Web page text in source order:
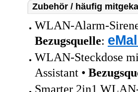
Zubehör / häufig
WLAN-Alarm-
Bezugsquelle:
WLAN-Steckdose
Assistant •
Smarter 2in1